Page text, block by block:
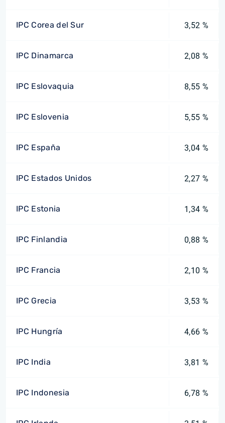
IPC Corea del Sur 3,52 %
IPC Dinamarca 2,08 %
IPC Eslovaquia 8,55 %
IPC Eslovenia 5,55 %
IPC España 3,04 %
IPC Estados Unidos 2,27 %
IPC Estonia 1,34 %
IPC Finlandia 0,88 %
IPC Francia 2,10 %
IPC Grecia 3,53 %
IPC Hungría 4,66 %
IPC India 3,81 %
IPC Indonesia 6,78 %